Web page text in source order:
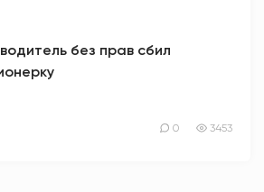
без прав сбил
0 3453